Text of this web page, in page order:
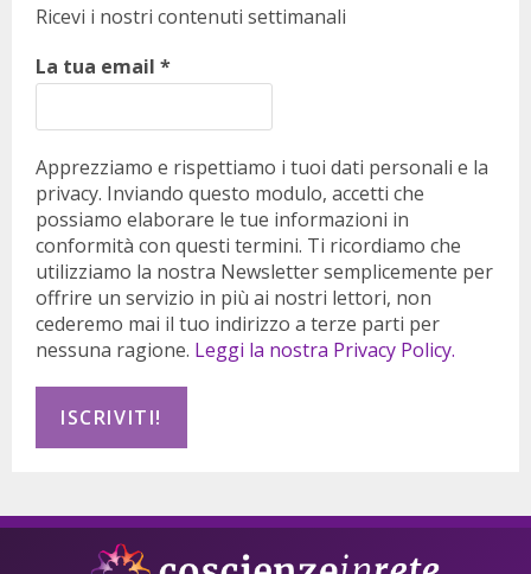
Ricevi i nostri contenuti settimanali
La tua email *
Apprezziamo e rispettiamo i tuoi dati personali e la
privacy. Inviando questo modulo, accetti che
possiamo elaborare le tue informazioni in
conformità con questi termini. Ti ricordiamo che
utilizziamo la nostra Newsletter semplicemente per
offrire un servizio in più ai nostri lettori, non
cederemo mai il tuo indirizzo a terze parti per
nessuna ragione. Leggi la nostra Privacy Policy.